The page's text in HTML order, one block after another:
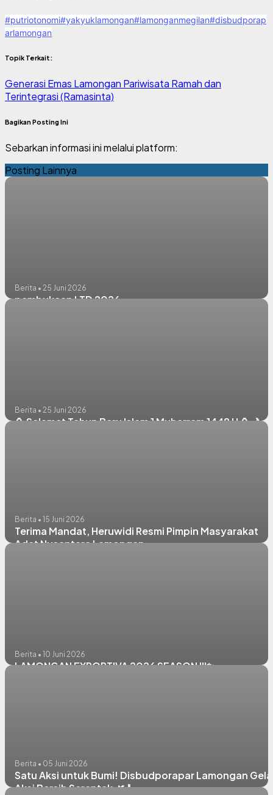
#putriotonomi#yakyuklamongan#lamonganmegilan#disbudporap
arlamongan
Topik Terkait:
Generasi Emas Lamongan Pariwisata Ramah dan
Terintegrasi (Ramasinta)
Bagikan Posting Ini
Sebarkan informasi ini melalui platform:
Posting Lainnya
Berita • 25 Juni 2026
pembukaan LTD 2026
Berita • 25 Juni 2026
🏮 Selamat Tahun Baru Islam 1 Muharram 1448 H 🏮🌙
Berita • 15 Juni 2026
Terima Mandat, Heruwidi Resmi Pimpin Masyarakat
Adat Nusantara Lamongan
Berita • 10 Juni 2026
LAMONGAN EXPORTIVA 2026 SEASON III✨
Berita • 05 Juni 2026
Satu Aksi untuk Bumi! Disbudporapar Lamongan
Aksi Bersih Serentak 🌿🧹